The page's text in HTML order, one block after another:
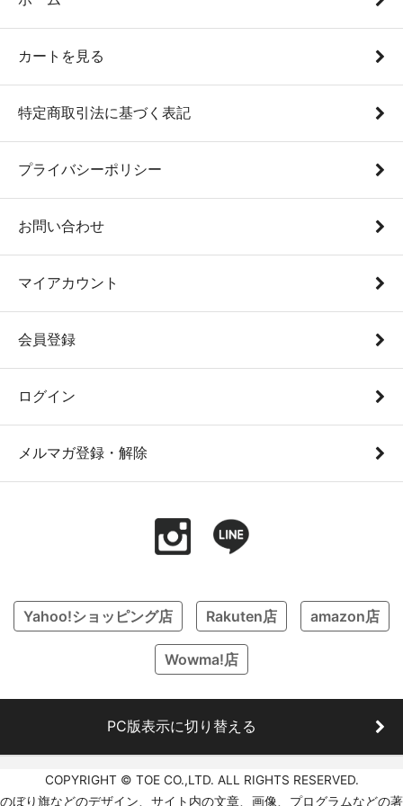
カートを見る
特定商取引法に基づく表記
プライバシーポリシー
お問い合わせ
マイアカウント
会員登録
ログイン
メルマガ登録・解除
Yahoo!ショッピング店 Rakuten店 amazon店
Wowma!店
PC版表示に切り替える
COPYRIGHT © TOE CO.,LTD. ALL RIGHTS RESERVED.
のぼり旗などのデザイン、サイト内の文章、画像、プログラムなどの著